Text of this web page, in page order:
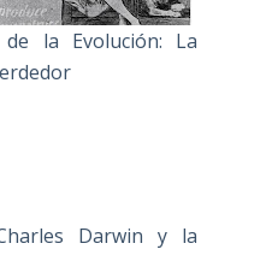
la Evolución: La
Darwin y la